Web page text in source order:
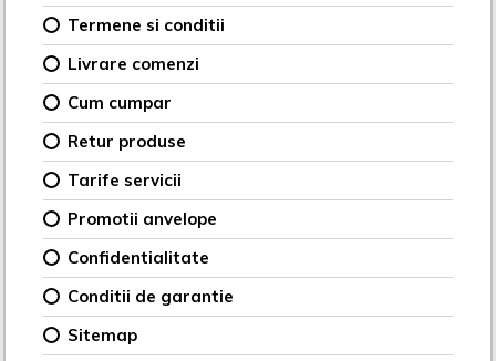
Termene si conditii
Livrare comenzi
Cum cumpar
Retur produse
Tarife servicii
Promotii anvelope
Confidentialitate
Conditii de garantie
Sitemap